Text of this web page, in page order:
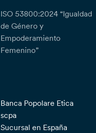
ISO 53800:2024 “Igualdad
de Género y
Empoderamiento
Femenino”
Banca Popolare Etica
scpa
Sucursal en España